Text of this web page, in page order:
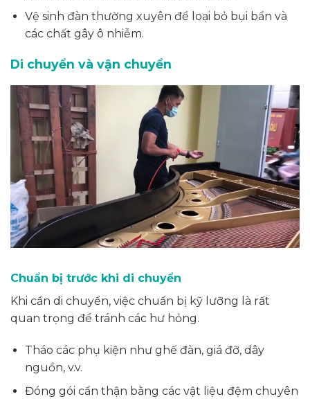
Vệ sinh đàn thường xuyên để loại bỏ bụi bẩn và
các chất gây ô nhiễm.
Di chuyển và vận chuyển
Chuẩn bị trước khi di chuyển
Khi cần di chuyển, việc chuẩn bị kỹ lưỡng là rất
quan trọng để tránh các hư hỏng.
Tháo các phụ kiện như ghế đàn, giá đỡ, dây
nguồn, v.v.
Đóng gói cẩn thận bằng các vật liệu đệm chuyên